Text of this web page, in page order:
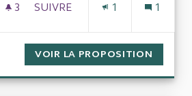
3 3 ABONNÉS
SUIVRE
1 1
VOIR LA PROPOSITION